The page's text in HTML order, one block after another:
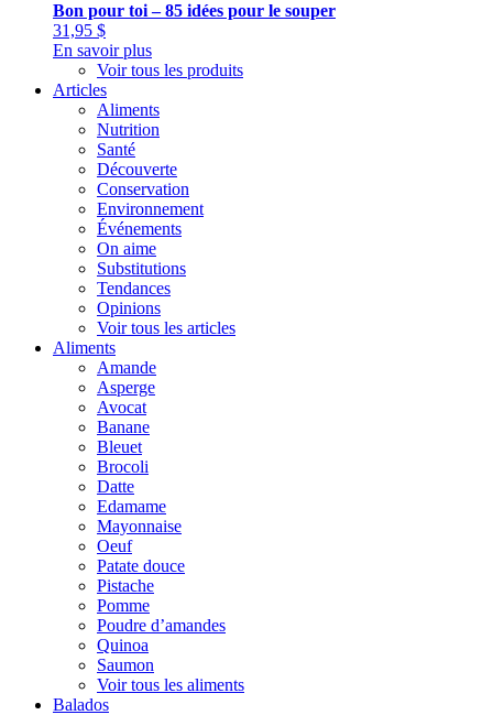
Bon pour toi – 85 idées pour le souper
31,95 $
En savoir plus
Voir tous les produits
Articles
Aliments
Nutrition
Santé
Découverte
Conservation
Environnement
Événements
On aime
Substitutions
Tendances
Opinions
Voir tous les articles
Aliments
Amande
Asperge
Avocat
Banane
Bleuet
Brocoli
Datte
Edamame
Mayonnaise
Oeuf
Patate douce
Pistache
Pomme
Poudre d’amandes
Quinoa
Saumon
Voir tous les aliments
Balados